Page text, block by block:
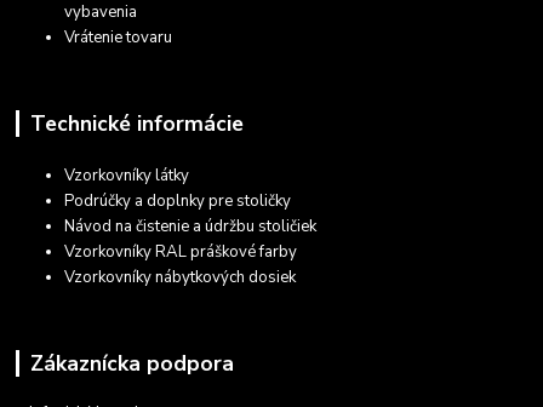
vybavenia
Vrátenie tovaru
Technické informácie
Vzorkovníky látky
Podrúčky a doplnky pre stoličky
Návod na čistenie a údržbu stoličiek
Vzorkovníky RAL práškové farby
Vzorkovníky nábytkových dosiek
Zákaznícka podpora